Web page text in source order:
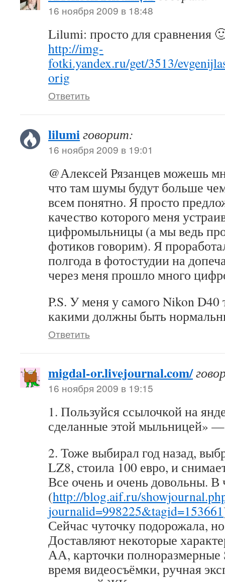
16 ноября 2009 в 18:48
Lilumi: просто для сравнения
http://img-
fotki.yandex.ru/get/3513/
orig
Ответить
lilumiговорит:
16 ноября 2009 в 19:01
@Алексей Рязанцев можешь
что там шумы будут больше
всем понятно. Я просто
качество которого меня
цифромыльницы (а мы ведь
фотиков говорим). Я
полгода в фотостудии на
через меня прошло много
P.S. У меня у самого Nikon D40
какими должны быть
Ответить
migdal-or.livejournal.com/
16 ноября 2009 в 19:15
1. Пользуйся ссылочкой на
сделанные этой мыльницей» —
2. Тоже выбирал год назад,
LZ8, стоила 100 евро, и
Все очень и очень довольны. В
(http://blog.aif.ru/
journalid=998225&tagid=153661
Сейчас чуточку подорожала,
Доставляют некоторые
АА, карточки полноразмерные
время видеосъёмки, ручная